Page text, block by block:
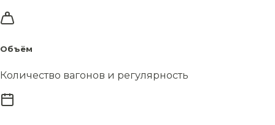
Объём
Количество вагонов и регулярность